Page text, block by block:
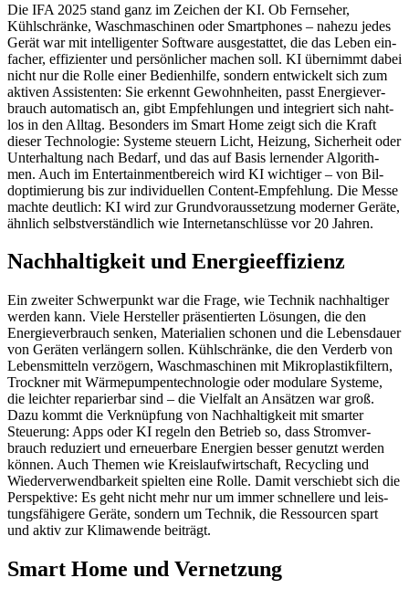
Die IFA 2025 stand ganz im Zeichen der KI. Ob Fernse­her,
Kühlschränke, Waschmaschi­nen oder Smart­phones – nahezu jedes
Gerät war mit intel­li­gen­ter Soft­ware aus­ges­tat­tet, die das Leben ein­
fach­er, effizien­ter und per­sön­lich­er machen soll. KI übern­immt dabei
nicht nur die Rolle ein­er Bedi­en­hil­fe, son­dern entwick­elt sich zum
aktiv­en Assis­ten­ten: Sie erken­nt Gewohn­heit­en, passt Energie­ver­
brauch automa­tisch an, gibt Empfehlun­gen und inte­gri­ert sich naht­
los in den All­t­ag. Beson­ders im Smart Home zeigt sich die Kraft
dieser Tech­nolo­gie: Sys­teme steuern Licht, Heizung, Sicher­heit oder
Unter­hal­tung nach Bedarf, und das auf Basis ler­nen­der Algo­rith­
men. Auch im Enter­tain­ment­bere­ich wird KI wichtiger – von Bil­
dop­ti­mierung bis zur indi­vidu­ellen Con­tent-Empfehlung. Die Messe
machte deut­lich: KI wird zur Grund­vo­raus­set­zung mod­ern­er Geräte,
ähn­lich selb­stver­ständlich wie Inter­ne­tan­schlüsse vor 20 Jahren.
Nachhaltigkeit und Energieeffizienz
Ein zweit­er Schw­er­punkt war die Frage, wie Tech­nik nach­haltiger
wer­den kann. Viele Her­steller präsen­tierten Lösun­gen, die den
Energie­ver­brauch senken, Mate­ri­alien scho­nen und die Lebens­dauer
von Geräten ver­längern sollen. Kühlschränke, die den Verderb von
Lebens­mit­teln verzögern, Waschmaschi­nen mit Mikro­plas­tik­fil­tern,
Trock­n­er mit Wärmepumpen­tech­nolo­gie oder mod­u­lare Sys­teme,
die leichter reparier­bar sind – die Vielfalt an Ansätzen war groß.
Dazu kommt die Verknüp­fung von Nach­haltigkeit mit smarter
Steuerung: Apps oder KI regeln den Betrieb so, dass Stromver­
brauch reduziert und erneuer­bare Energien bess­er genutzt wer­den
kön­nen. Auch The­men wie Kreis­laufwirtschaft, Recy­cling und
Wiederver­wend­barkeit spiel­ten eine Rolle. Damit ver­schiebt sich die
Per­spek­tive: Es geht nicht mehr nur um immer schnellere und leis­
tungs­fähigere Geräte, son­dern um Tech­nik, die Ressourcen spart
und aktiv zur Kli­mawende beiträgt.
Smart Home und Vernetzung